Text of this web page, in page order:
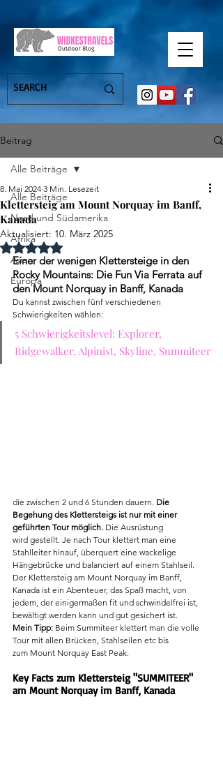
Beitrag
Alle Beiträge
Nord und Südamerika
Afrika
Asien
Europa
Alle Beiträge
Klettersteig am Mount Norquay im Banff,
Kanada
8. Mai 2024 3 Min. Lesezeit
Aktualisiert: 10. März 2025
Mit NaN von 5 Sternen bewertet.
Einer der wenigen Klettersteige in den
Rocky Mountains: Die Fun Via Ferrata auf
den Mount Norquay in Banff, Kanada
Du kannst zwischen fünf verschiedenen
Schwierigkeiten wählen:
5 Schwierigkeitslevel: Explorer,
Ridgewalker, Alpinist, Skyline, Summiteer
die zwischen 2 und 6 Stunden dauern. Die
Begehung des Klettersteigs ist nur mit einer
geführten Tour möglich. Die Ausrüstung
wird gestellt. Je nach Tour klettert man eine
Stahlleiter hinauf, überquert eine wackelige
Hängebrücke und balanciert auf einem Stahlseil.
Der Klettersteig am Mount Norquay im Banff,
Kanada ist ein Abenteuer, das Spaß macht, von
jedem, der einigermaßen fit und schwindelfrei ist,
bewältigt werden kann und gut gesichert ist.
Mein Tipp: Beim Summiteer klettert man die volle
Tour mit allen Brücken, Stahlseilen etc bis
zum Mount Norquay East Peak.
Key Facts zum Klettersteig "SUMMITEER"
am Mount Norquay im Banff, Kanada